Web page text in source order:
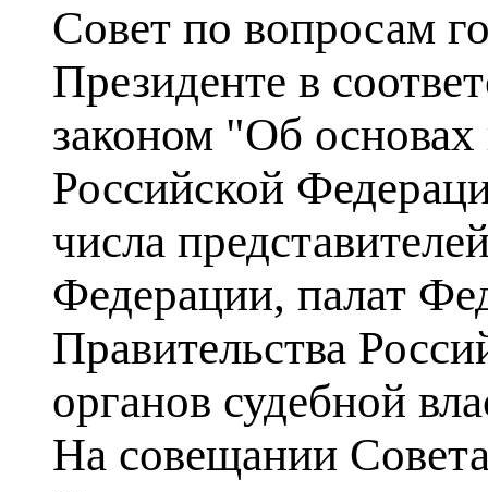
Совет по вопросам
Президенте в
законом "Об
Российской
числа
Федерации, палат
Правительства
органов судебной
На совещании